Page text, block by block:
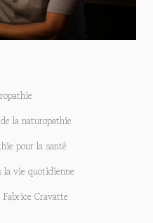
la naturopathie
pour la santé
la vie quotidienne
Cravatte